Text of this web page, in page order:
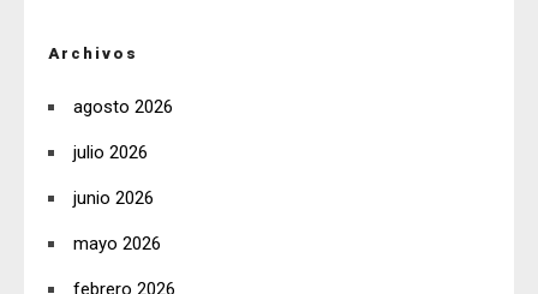
Archivos
agosto 2026
julio 2026
junio 2026
mayo 2026
febrero 2026